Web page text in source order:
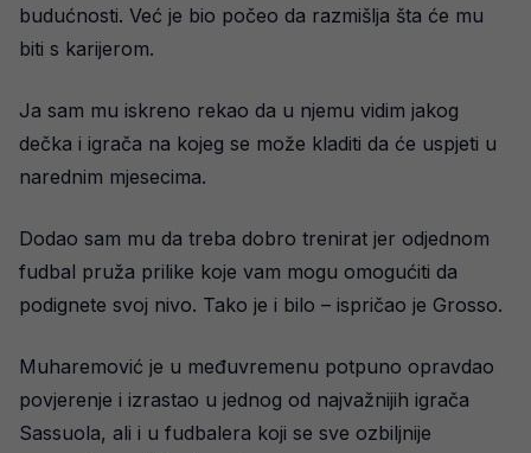
budućnosti. Već je bio počeo da razmišlja šta će mu
biti s karijerom.
Ja sam mu iskreno rekao da u njemu vidim jakog
dečka i igrača na kojeg se može kladiti da će uspjeti u
narednim mjesecima.
Dodao sam mu da treba dobro trenirat jer odjednom
fudbal pruža prilike koje vam mogu omogućiti da
podignete svoj nivo. Tako je i bilo – ispričao je Grosso.
Muharemović je u međuvremenu potpuno opravdao
povjerenje i izrastao u jednog od najvažnijih igrača
Sassuola, ali i u fudbalera koji se sve ozbiljnije